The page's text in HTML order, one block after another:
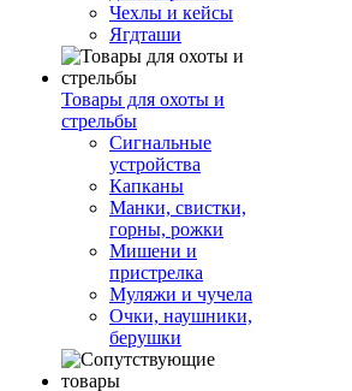
Чехлы и кейсы
Ягдташи
Товары для охоты и
стрельбы
Сигнальные
устройства
Капканы
Манки, свистки,
горны, рожки
Мишени и
пристрелка
Муляжи и чучела
Очки, наушники,
берушки